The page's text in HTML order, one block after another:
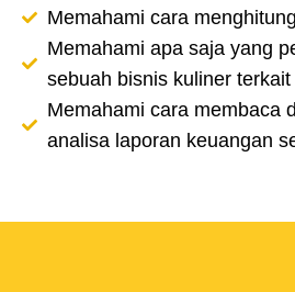
Memahami cara
Memahami apa saja yang
sebuah bisnis kuliner
Memahami cara membaca
analisa laporan keuangan